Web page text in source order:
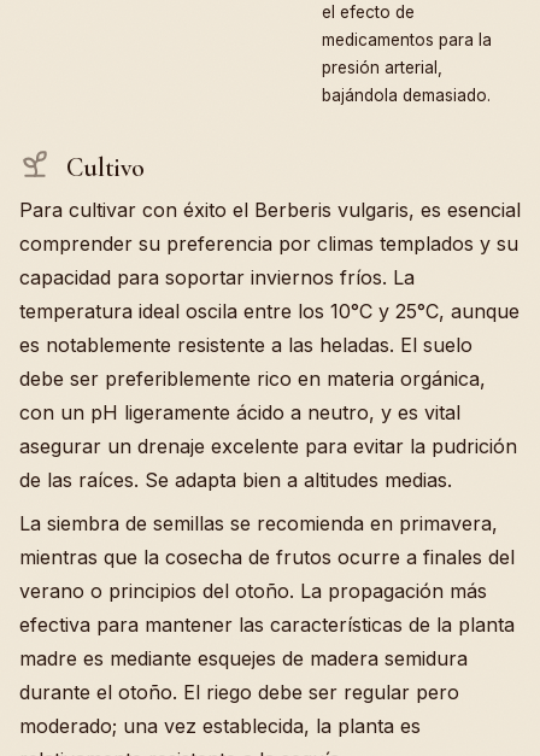
el efecto de
medicamentos para la
presión arterial,
bajándola demasiado.
Cultivo
Para cultivar con éxito el Berberis vulgaris, es esencial
comprender su preferencia por climas templados y su
capacidad para soportar inviernos fríos. La
temperatura ideal oscila entre los 10°C y 25°C, aunque
es notablemente resistente a las heladas. El suelo
debe ser preferiblemente rico en materia orgánica,
con un pH ligeramente ácido a neutro, y es vital
asegurar un drenaje excelente para evitar la pudrición
de las raíces. Se adapta bien a altitudes medias.
La siembra de semillas se recomienda en primavera,
mientras que la cosecha de frutos ocurre a finales del
verano o principios del otoño. La propagación más
efectiva para mantener las características de la planta
madre es mediante esquejes de madera semidura
durante el otoño. El riego debe ser regular pero
moderado; una vez establecida, la planta es